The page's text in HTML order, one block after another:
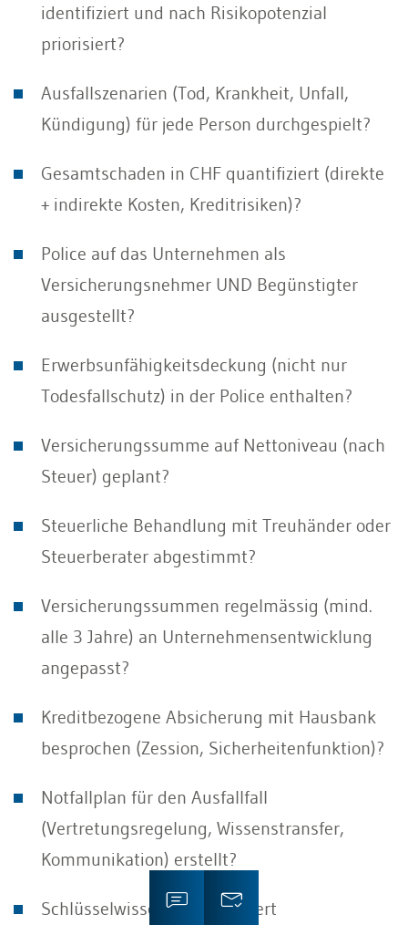
identifiziert und nach Risikopotenzial
priorisiert?
Ausfallszenarien (Tod, Krankheit, Unfall,
Kündigung) für jede Person durchgespielt?
Gesamtschaden in CHF quantifiziert (direkte
+ indirekte Kosten, Kreditrisiken)?
Police auf das Unternehmen als
Versicherungsnehmer UND Begünstigter
ausgestellt?
Erwerbsunfähigkeitsdeckung (nicht nur
Todesfallschutz) in der Police enthalten?
Versicherungssumme auf Nettoniveau (nach
Steuer) geplant?
Steuerliche Behandlung mit Treuhänder oder
Steuerberater abgestimmt?
Versicherungssummen regelmässig (mind.
alle 3 Jahre) an Unternehmensentwicklung
angepasst?
Kreditbezogene Absicherung mit Hausbank
besprochen (Zession, Sicherheitenfunktion)?
Notfallplan für den Ausfallfall
(Vertretungsregelung, Wissenstransfer,
Kommunikation) erstellt?
Schlüsselwissen dokumentiert